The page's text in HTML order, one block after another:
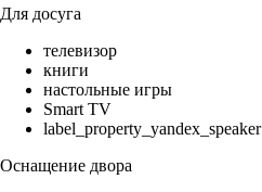
Для досуга
телевизор
книги
настольные игры
Smart TV
label_property_yandex_speaker
Оснащение двора